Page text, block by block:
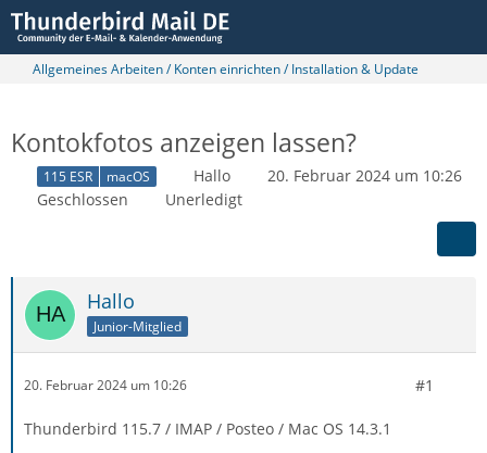
Allgemeines Arbeiten / Konten einrichten / Installation & Update
Kontokfotos anzeigen lassen?
115 ESR macOS Hallo
20. Februar 2024 um 10:26
Geschlossen
Unerledigt
Hallo
Junior-Mitglied
20. Februar 2024 um 10:26 #1
Thunderbird 115.7 / IMAP / Posteo / Mac OS 14.3.1